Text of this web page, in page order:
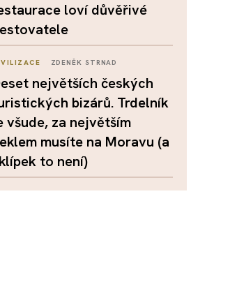
loví důvěřivé
ZDENĚK STRNAD
největších českých
bizárů. Trdelník
všude, za největším
musíte na Moravu (a
to není)